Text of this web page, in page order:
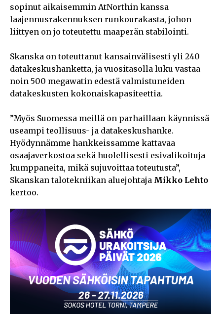
sopinut aikaisemmin AtNorthin kanssa
laajennusrakennuksen runkourakasta, johon
liittyen on jo toteutettu maaperän stabilointi.
Skanska on toteuttanut kansainvälisesti yli 240
datakeskushanketta, ja vuositasolla luku vastaa
noin 500 megawatin edestä valmistuneiden
datakeskusten kokonaiskapasiteettia.
”Myös Suomessa meillä on parhaillaan käynnissä
useampi teollisuus- ja datakeskushanke.
Hyödynnämme hankkeissamme kattavaa
osaajaverkostoa sekä huolellisesti esivalikoituja
kumppaneita, mikä sujuvoittaa toteutusta”,
Skanskan talotekniikan aluejohtaja Mikko Lehto
kertoo.